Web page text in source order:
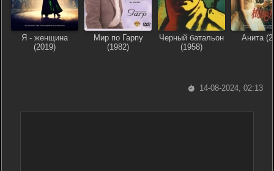
Я - женщина
(2019)
Мир по Гарпу
(1982)
Черный батальон
(1958)
Анита
14-08-2024, 02:13